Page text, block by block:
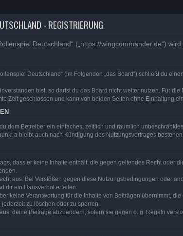
- REGISTRIERUNG
Deutschland“ („https://wingcommander.de“)
Deutschland“ (im Folgenden „das Board“) schließt du
bist, so darfst du das Board nicht weiter nutzen. Für
Zeit geschlossen und kann von beiden Seiten ohne Einhaltung
dem Betreiber ein einfaches, zeitlich und räumlich
a bleibt auch nach Kündigung des Nutzungsvertrages bestehen.
dass er keine Inhalte enthält, die gegen geltendes Recht
aus. Bei Verstößen gegen diese Nutzungsbedingungen oder
dir ein Hausverbot erteilen.
keine Verantwortung für die Inhalte von Beiträgen übernimmt,
zu löschen oder zu sperren.
deine Beiträge abzuändern, sofern sie gegen o. g. Regeln